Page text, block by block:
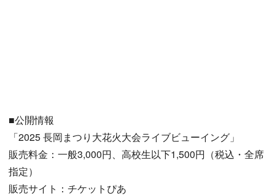
■公開情報
「2025 長岡まつり大花火大会ライブビューイング」
販売料金：一般3,000円、高校生以下1,500円（税込・全席
指定）
販売サイト：チケットぴあ